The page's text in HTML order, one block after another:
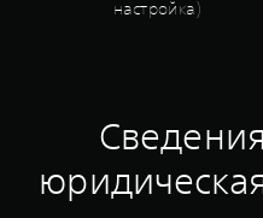
и
н
в
н
настройка)